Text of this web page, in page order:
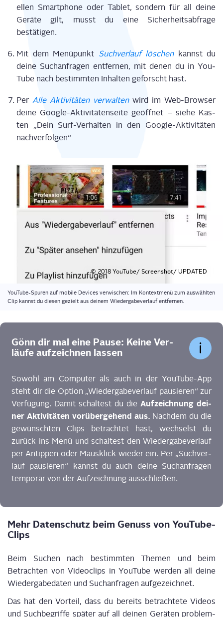
el­len Smart­phone oder Tablet, son­dern für all dei­ne
Gerä­te gilt, musst du eine Sicher­heits­ab­fra­ge
bestätigen.
Mit dem Menü­punkt Such­ver­lauf löschenkannst du
dei­ne Such­an­fra­gen ent­fer­nen, mit denen du in You­
Tube nach bestimm­ten Inhal­ten geforscht hast.
Per Alle Akti­vi­tä­ten ver­wal­tenwird im Web-Brow­ser
dei­ne Goog­le-Akti­vi­tä­ten­sei­te geöff­net – sie­he Kas­
ten „Dein Surf-Ver­hal­ten in den Goog­le-Akti­vi­tä­ten
nachverfolgen“
© 2018 YouTube/ Screenshot/ UPDATED
You­Tube-Spu­ren auf mobi­le Devices ver­wi­schen: Im Kon­text­me­nü zum aus­wähl­ten
Clip kannst du die­sen gezielt aus dei­nem Wie­der­ga­be­ver­lauf entfernen.
Gönn dir mal eine Pau­se: Kei­ne Ver­
läu­fe auf­zeich­nen lassen
Sowohl am Com­pu­ter als auch in der You­Tube-App
steht dir die Opti­on „Wie­der­ga­be­ver­lauf pau­sie­ren“ zur
Ver­fü­gung. Damit schal­test du die Auf­zeich­nung dei­
ner Akti­vi­tä­ten vor­über­ge­hend aus. Nach­dem du die
gewünsch­ten Clips betrach­tet hast, wech­selst du
zurück ins Menü und schal­test den Wie­der­ga­be­ver­lauf
per Antip­pen oder Maus­klick wie­der ein. Per „Such­ver­
lauf pau­sie­ren“ kannst du auch dei­ne Such­an­fra­gen
tem­po­rär von der Auf­zeich­nung ausschließen.
Mehr Daten­schutz beim Genuss von YouTube-
Clips
Beim Suchen nach bestimm­ten The­men und beim
Betrach­ten von Video­clips in You­Tube wer­den all dei­ne
Wie­der­ga­be­da­ten und Such­an­fra­gen aufgezeichnet.
Das hat den Vor­teil, dass du bereits betrach­te­te Vide­os
und Such­be­grif­fe spä­ter auf all dei­nen Gerä­ten pro­blem­